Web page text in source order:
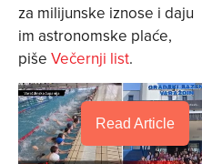
za milijunske iznose i daju
im astronomske plaće,
piše Večernji list.
Read Article